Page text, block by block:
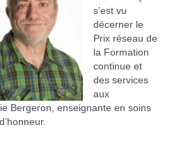
s’est vu
décerner le
Prix réseau de
la Formation
continue et
des services
aux
Bergeron, enseignante en soins